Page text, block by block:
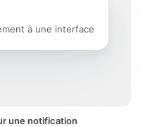
à une interface
une notification